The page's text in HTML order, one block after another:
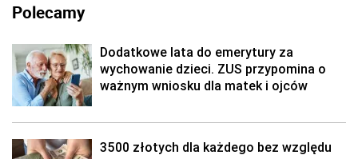
Polecamy
Dodatkowe lata do emerytury za
wychowanie dzieci. ZUS przypomina o
ważnym wniosku dla matek i ojców
3500 złotych dla każdego bez względu